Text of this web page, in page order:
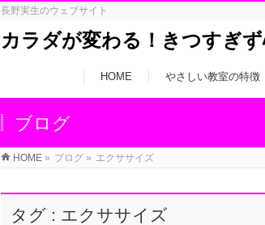
長野実生のウェブサイト
カラダが変わる！きつすぎ
HOME やさしい教室の特徴
ブログ
HOME » ブログ » エクササイズ
タグ : エクササイズ